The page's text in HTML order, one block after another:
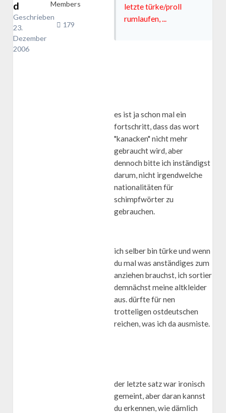
d
Geschrieben
23.
Dezember
2006
Members
179
letzte türke/proll
rumlaufen, ...
es ist ja schon mal ein
fortschritt, dass das wort
"kanacken" nicht mehr
gebraucht wird, aber
dennoch bitte ich inständigst
darum, nicht irgendwelche
nationalitäten für
schimpfwörter zu
gebrauchen.
ich selber bin türke und wenn
du mal was anständiges zum
anziehen brauchst, ich sortier
demnächst meine altkleider
aus. dürfte für nen
trotteligen ostdeutschen
reichen, was ich da ausmiste.
der letzte satz war ironisch
gemeint, aber daran kannst
du erkennen, wie dämlich